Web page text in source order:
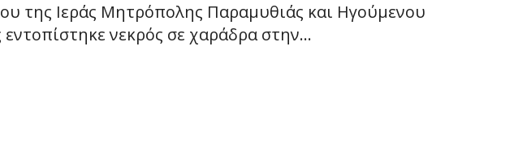
της Ιεράς Μητρόπολης Παραμυθιάς και Ηγούμενου
νεκρός σε χαράδρα στην...